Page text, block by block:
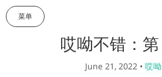
菜单
哎呦不错：
June 21, 2022 • 哎